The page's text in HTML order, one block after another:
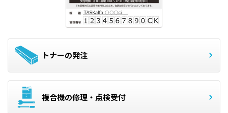
トナーの発注
複合機の修理・点検受付